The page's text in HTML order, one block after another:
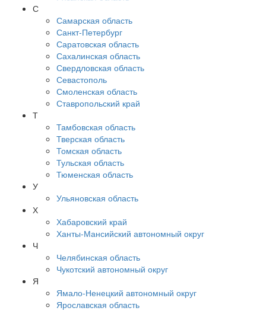
С
Самарская область
Санкт-Петербург
Саратовская область
Сахалинская область
Свердловская область
Севастополь
Смоленская область
Ставропольский край
Т
Тамбовская область
Тверская область
Томская область
Тульская область
Тюменская область
У
Ульяновская область
Х
Хабаровский край
Ханты-Мансийский автономный округ
Ч
Челябинская область
Чукотский автономный округ
Я
Ямало-Ненецкий автономный округ
Ярославская область